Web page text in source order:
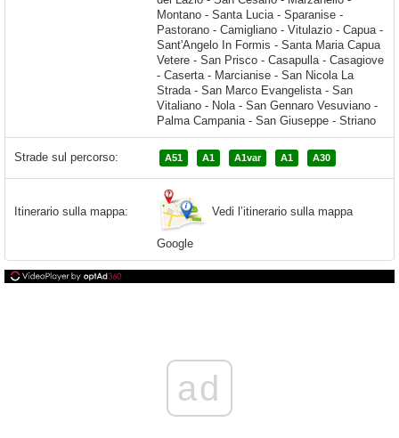
Strade sul percorso: A51 A1 A1var A1 A30
Itinerario sulla mappa: Vedi l’itinerario sulla mappa
Google
ad